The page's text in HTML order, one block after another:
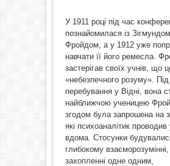
У 1911 році під час
познайомилася із Зігмундом
Фройдом, а у 1912 уже
навчати її його ремесла.
застерігав своїх учнів, що
«небезпечного розуму».
перебування у Відні, вона
найближчою ученицею
згодом була запрошена на
які психоаналітик проводив
вдома. Стосунки
глибокому взаєморозумінні,
захопленні одне одним,